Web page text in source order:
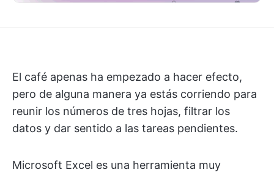
El café apenas ha empezado a hacer efecto,
pero de alguna manera ya estás corriendo para
reunir los números de tres hojas, filtrar los
datos y dar sentido a las tareas pendientes.
Microsoft Excel es una herramienta muy